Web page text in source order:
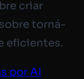
criar
torná-
eficientes.
por AI